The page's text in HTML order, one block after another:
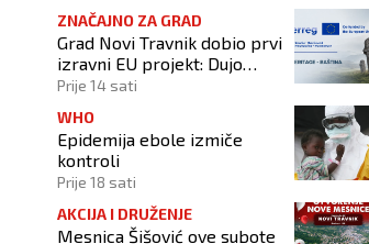
ZNAČAJNO ZA GRAD
Grad Novi Travnik dobio prvi
izravni EU projekt: Dujo
potpisao ugovor
Prije 14 sati
WHO
Epidemija ebole izmiče
kontroli
Prije 18 sati
AKCIJA I DRUŽENJE
Mesnica Šišović ove subote